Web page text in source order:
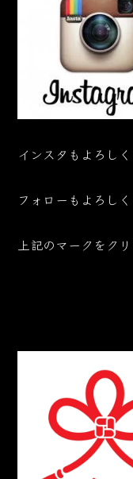
インスタもよろし
フォローもよろしく
上記のマークをク